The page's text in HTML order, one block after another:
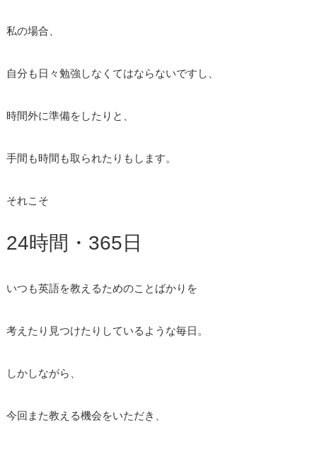
私の場合、
自分も日々勉強しなくてはならないですし、
時間外に準備をしたりと、
手間も時間も取られたりもします。
それこそ
24時間・365日
いつも英語を教えるためのことばかりを
考えたり見つけたりしているような毎日。
しかしながら、
今回また教える機会をいただき、